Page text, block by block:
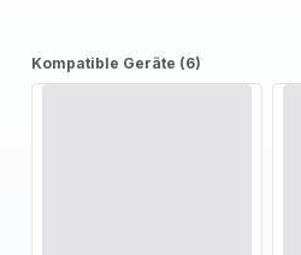
Kompatible Geräte (6)